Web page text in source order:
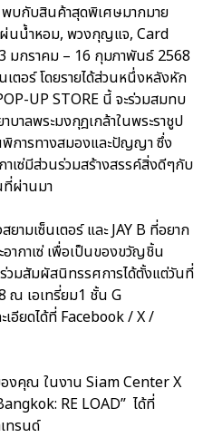
พบกับสินค้าสุดพิเศษมากมาย
ผ่นน้ำหอม, พวงกุญแจ, Card
มกราคม – 16 กุมภาพันธ์ 2568
ตอร์ โดยรายได้ส่วนหนึ่งหลังหัก
UP STORE นี้ จะร่วมสมทบ
าลพระมงกุฎเกล้าในพระราชูป
พิการทางสมองและปัญญา ซึ่ง
าเซ่มีส่วนร่วมสร้างสรรค์สิ่งดีๆกับ
ที่ผ่านมา
ามเซ็นเตอร์ และ JAY B ที่อยาก
กาเซ่ เพื่อเป็นของขวัญชิ้น
วมสัมผัสนิทรรศการได้ตั้งแต่วันที่
ณ เอเทรี่ยม1 ชั้น G
เอียดได้ที่ Facebook / X /
งคุณ ในงาน Siam Center X
RE LOAD” ได้ที่
ทรนด์